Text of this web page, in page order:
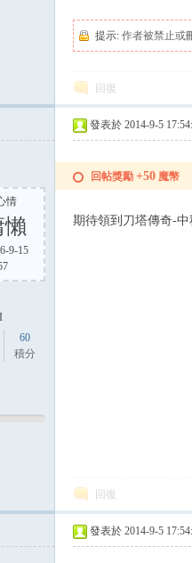
提示: 作者被禁止或
回復
情
懶
9-15
60
積分
發表於 2014-9-5
回帖獎勵 +50 魔幣
期待領到刀塔傳奇-
回復
發表於 2014-9-5